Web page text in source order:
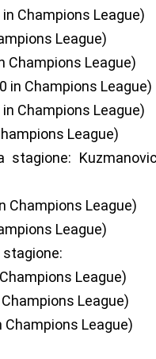
Champions League)
League)
Champions League)
in Champions League)
in Champions League)
League)
stagione:
Champions League)
League)
League)
League)
Champions League)